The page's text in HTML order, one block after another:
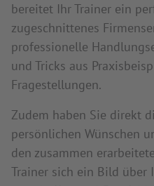
bereitet Ihr Trainer ein
zugeschnittenes
professionelle
und Tricks aus
Fragestellungen.
Zudem haben Sie direkt
persönlichen Wünschen
den zusammen
Trainer sich ein Bild über